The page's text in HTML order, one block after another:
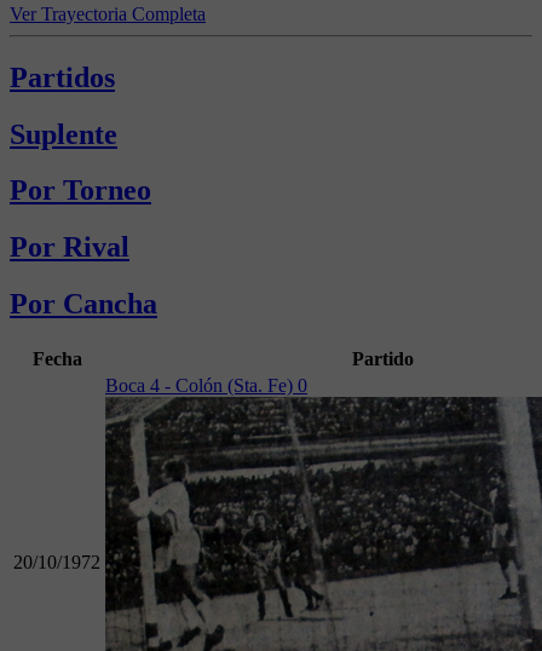
Ver Trayectoria Completa
Partidos
Suplente
Por Torneo
Por Rival
Por Cancha
Fecha Partido
20/10/1972
Boca 4 - Colón (Sta. Fe) 0